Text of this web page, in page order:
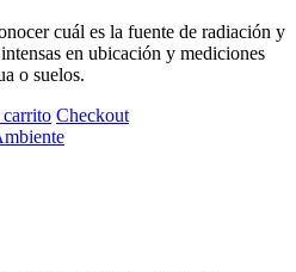
cuál es la fuente de radiación y
en ubicación y mediciones
o suelos.
carrito Checkout